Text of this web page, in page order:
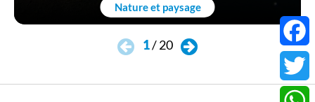
Twitter
Nature et paysage
1/20